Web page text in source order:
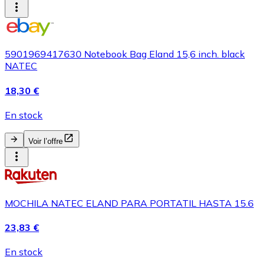
5901969417630 Notebook Bag Eland 15,6 inch. black
NATEC
18,30 €
En stock
Voir l’offre
MOCHILA NATEC ELAND PARA PORTATIL HASTA 15.6
23,83 €
En stock